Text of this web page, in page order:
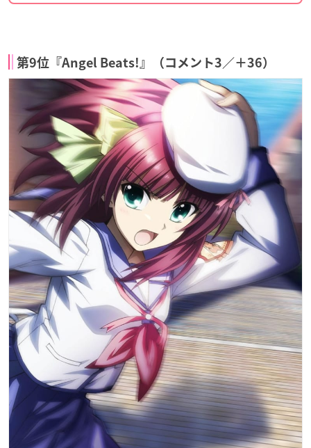
第9位『Angel Beats!』（コメント3／＋36）